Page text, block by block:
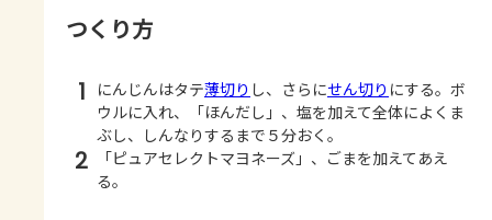
つくり方
1 にんじんはタテ薄切り し、さらにせん切り にする。ボ
ウルに入れ、「ほんだし」、塩を加えて全体によくま
ぶし、しんなりするまで５分おく。
2
「ピュアセレクトマヨネーズ」、ごまを加えてあえ
る。